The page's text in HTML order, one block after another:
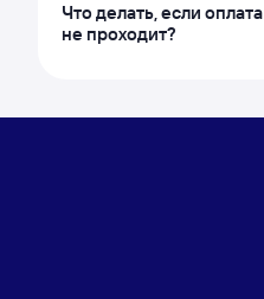
Что делать, если оплата
не проходит?